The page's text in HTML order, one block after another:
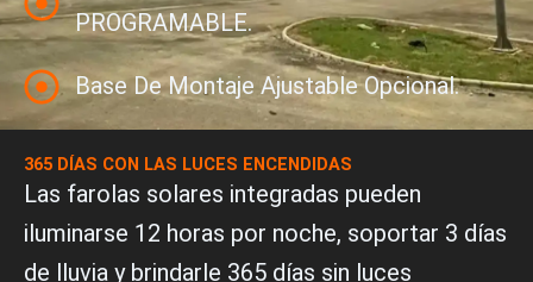
PROGRAMABLE.
Base De Montaje Ajustable Opcional.
365 DÍAS CON LAS LUCES ENCENDIDAS
Las farolas solares integradas pueden
iluminarse 12 horas por noche, soportar 3 días
de lluvia y brindarle 365 días sin luces